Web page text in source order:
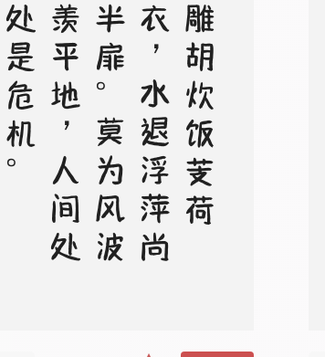
雕
胡
炊
饭
芰
荷
衣
，
水
退
浮
萍
尚
半
扉
。
莫
为
风
波
羡
平
地
，
人
间
处
处
是
危
机
。